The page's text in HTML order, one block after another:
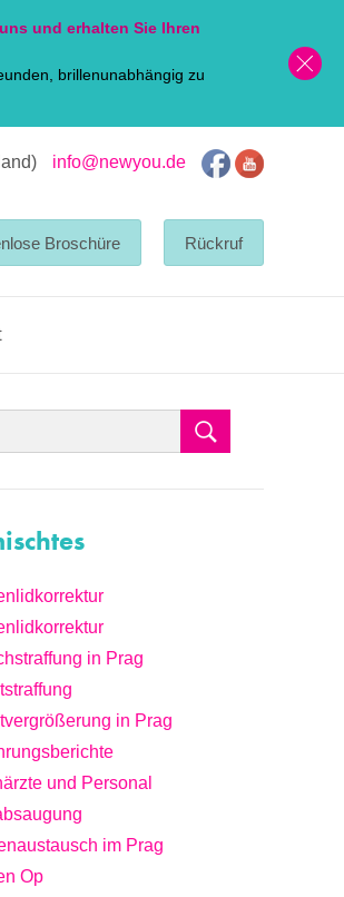
und erhalten Sie Ihren
brillenunabhängig zu
info@newyou.de
Broschüre Rückruf
in Prag
in Prag
und Personal
im Prag
Op